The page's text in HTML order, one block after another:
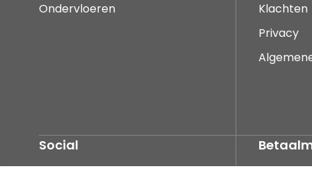
Ondervloeren
Klachten
Privacy
Social